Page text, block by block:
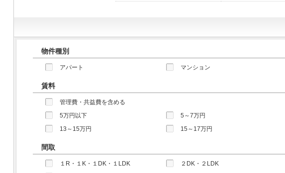
物件種別
アパート マンション
賃料
管理費・共益費を含める
5万円以下
5～7万円
13～15万円
15～17万円
間取
１R・１K・１DK・１LDK ２DK・２LDK